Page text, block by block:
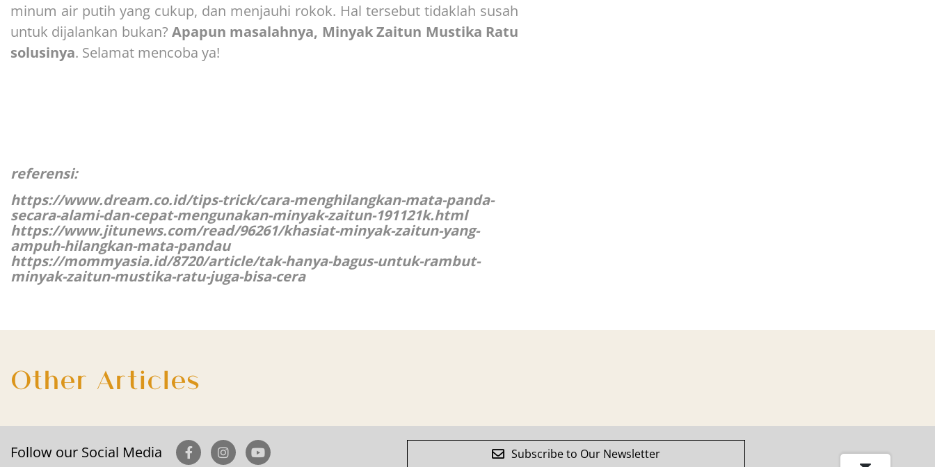
minum air putih yang cukup, dan menjauhi rokok. Hal tersebut tidaklah susah
untuk dijalankan bukan?Apapun masalahnya, Minyak Zaitun Mustika Ratu
solusinya. Selamat mencoba ya!
referensi:
https://www.dream.co.id/tips-trick/cara-menghilangkan-mata-panda-
secara-alami-dan-cepat-mengunakan-minyak-zaitun-191121k.html
https://www.jitunews.com/read/96261/khasiat-minyak-zaitun-yang-
ampuh-hilangkan-mata-pandau
https://mommyasia.id/8720/article/tak-hanya-bagus-untuk-rambut-
minyak-zaitun-mustika-ratu-juga-bisa-cera
Other Articles
Follow our Social Media Subscribe to Our Newsletter